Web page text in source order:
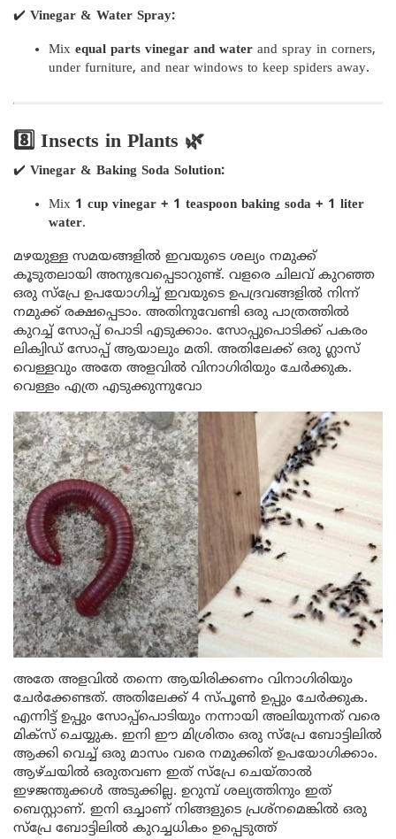
✔️ Vinegar & Water Spray:
Mix equal parts vinegar and water and spray in corners,
under furniture, and near windows to keep spiders away.
8️⃣ Insects in Plants 🌿
✔️ Vinegar & Baking Soda Solution:
Mix 1 cup vinegar + 1 teaspoon baking soda + 1 liter
water.
മഴയുള്ള സമയങ്ങളിൽ ഇവയുടെ ശല്യം നമുക്ക്
കൂടുതലായി അനുഭവപ്പെടാറുണ്ട്. വളരെ ചിലവ് കുറഞ്ഞ
ഒരു സ്പ്രേ ഉപയോഗിച്ച് ഇവയുടെ ഉപദ്രവങ്ങളിൽ നിന്ന്
നമുക്ക് രക്ഷപ്പെടാം. അതിനുവേണ്ടി ഒരു പാത്രത്തിൽ
കുറച്ച് സോപ്പ് പൊടി എടുക്കാം. സോപ്പുപൊടിക്ക് പകരം
ലിക്വിഡ് സോപ്പ് ആയാലും മതി. അതിലേക്ക് ഒരു ഗ്ലാസ്‌
വെള്ളവും അതേ അളവിൽ വിനാഗിരിയും ചേർക്കുക.
വെള്ളം എത്ര എടുക്കുന്നുവോ
അതേ അളവിൽ തന്നെ ആയിരിക്കണം വിനാഗിരിയും
ചേർക്കേണ്ടത്. അതിലേക്ക് 4 സ്പൂൺ ഉപ്പും ചേർക്കുക.
എന്നിട്ട് ഉപ്പും സോപ്പ്പൊടിയും നന്നായി അലിയുന്നത് വരെ
മിക്സ്‌ ചെയ്യുക. ഇനി ഈ മിശ്രിതം ഒരു സ്പ്രേ ബോട്ടിലിൽ
ആക്കി വെച്ച് ഒരു മാസം വരെ നമുക്കിത് ഉപയോഗിക്കാം.
ആഴ്ചയിൽ ഒരുതവണ ഇത് സ്പ്രേ ചെയ്താൽ
ഇഴജന്തുക്കൾ അടുക്കില്ല. ഉറുമ്പ് ശല്യത്തിനും ഇത്
ബെസ്റ്റാണ്. ഇനി ഒച്ചാണ് നിങ്ങളുടെ പ്രശ്നമെങ്കിൽ ഒരു
സ്പ്രേ ബോട്ടിലിൽ കുറച്ചധികം ഉപ്പെടുത്ത്